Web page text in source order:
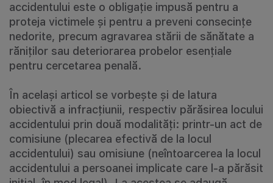
accidentului este o obligație impusă pentru a
proteja victimele și pentru a preveni consecințe
nedorite, precum agravarea stării de sănătate a
răniților sau deteriorarea probelor esențiale
pentru cercetarea penală.
În același articol se vorbește și de latura
obiectivă a infracțiunii, respectiv părăsirea locului
accidentului prin două modalități: printr-un act de
comisiune (plecarea efectivă de la locul
accidentului) sau omisiune (neîntoarcerea la locul
accidentului a persoanei implicate care l-a părăsit